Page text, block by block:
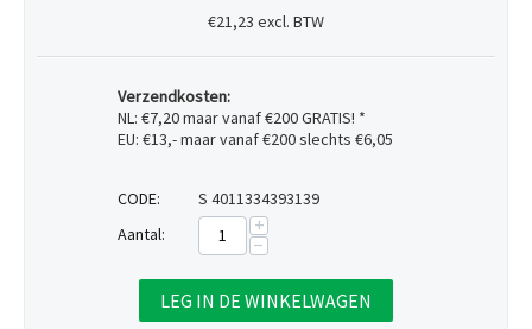
€21,23 excl. BTW
Verzendkosten:
NL: €7,20 maar vanaf €200 GRATIS! *
EU: €13,- maar vanaf €200 slechts €6,05
CODE:
S 4011334393139
Aantal:
+
−
LEG IN DE WINKELWAGEN